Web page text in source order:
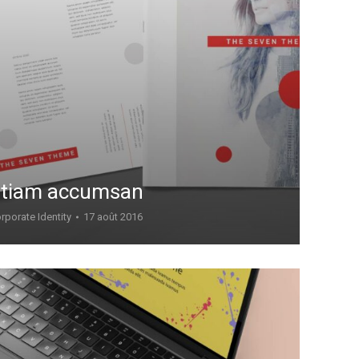
accumsan
Identity 17 août 2016